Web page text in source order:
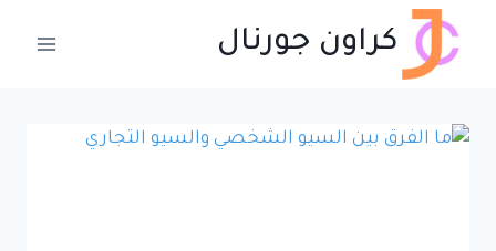
المحتوى
كراون جورنال